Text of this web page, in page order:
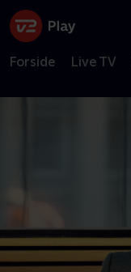
Forside Live TV